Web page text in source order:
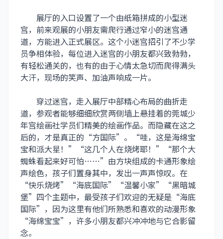
展厅的入口设置了一个由纸箱拼成的小型迷
宫，前来观展的小朋友需爬行通过窄小的迷宫通
道，方能进入正式展区。这个小迷宫招引了不少学
员争相体验，每位进入迷宫的小朋友都兴致勃勃，
有轻松通关的，也有的由于心情太急切而爬得满头
大汗，现场的笑声、加油声响成一片。
穿过迷宫，走入展厅中部精心布局的曲折走
道，参观者能够细细欣赏两侧墙上悬挂着的莞城少
年宫绘画社学员们精美的绘画作品。而隐藏在这之
后的，才是真正的“方国际”。“哇，这是海绵宝
宝和派大星！”“这几个人在烧烤耶！”“那个大
蜘蛛看起来好可怕……”由方块组成的卡通形象绘
声绘色，孩子们置身其中，发出一声声惊叹。在
“快乐烧烤”“海底国际”“温馨小家”“黑暗城
堡”四个主题中，最受孩子们欢迎的无疑是“海底
国际”，因为这里有他们所熟悉和喜欢的动漫形象
“海绵宝宝”，许多小朋友都兴冲冲地与它合影留
念。